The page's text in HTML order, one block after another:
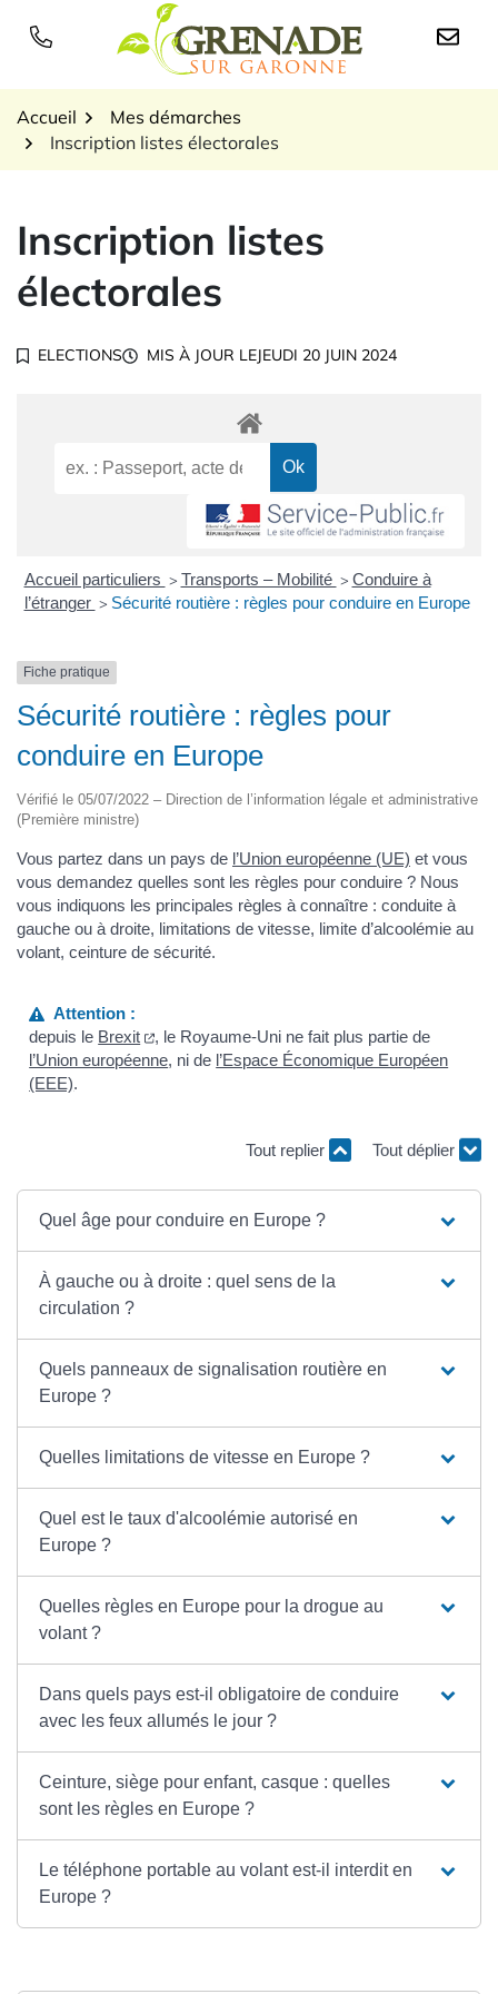
Logo Grenade sur
Accueil
Mes démarches
Inscription listes électorales
Inscription listes
électorales
ELECTIONS MIS À JOUR LEJEUDI 20 JUIN 2024
Accueil particuliers > Transports – Mobilité > Conduire à
l’étranger > Sécurité routière : règles pour conduire en Europe
Fiche pratique
Sécurité routière : règles pour
conduire en Europe
Vérifié le 05/07/2022 – Direction de l’information légale et administrative
(Première ministre)
Vous partez dans un pays de l’Union européenne (UE) et vous
vous demandez quelles sont les règles pour conduire ? Nous
vous indiquons les principales règles à connaître : conduite à
gauche ou à droite, limitations de vitesse, limite d’alcoolémie au
volant, ceinture de sécurité.
Attention :
depuis le Brexit
, le Royaume-Uni ne fait plus partie de
l’Union européenne, ni de l’Espace Économique Européen
(EEE).
Tout replier Tout déplier
Quel âge pour conduire en Europe ?
À gauche ou à droite : quel sens de la
circulation ?
Quels panneaux de signalisation routière en
Europe ?
Quelles limitations de vitesse en Europe ?
Quel est le taux d'alcoolémie autorisé en
Europe ?
Quelles règles en Europe pour la drogue au
volant ?
Dans quels pays est-il obligatoire de conduire
avec les feux allumés le jour ?
Ceinture, siège pour enfant, casque : quelles
sont les règles en Europe ?
Le téléphone portable au volant est-il interdit en
Europe ?